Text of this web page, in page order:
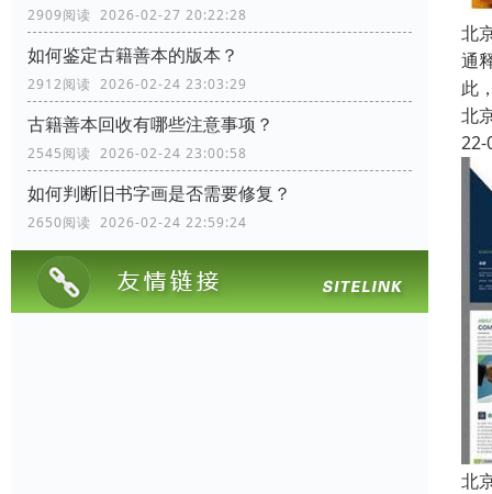
2909阅读 2026-02-27 20:22:28
如何鉴定古籍善本的版本？
2912阅读 2026-02-24 23:03:29
古籍善本回收有哪些注意事项？
2545阅读 2026-02-24 23:00:58
如何判断旧书字画是否需要修复？
2650阅读 2026-02-24 22:59:24
北
通
此
北
22-
北